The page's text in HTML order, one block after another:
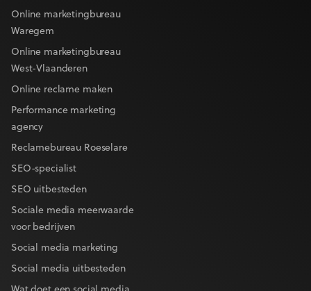
Online marketingbureau
Waregem
Online marketingbureau
West-Vlaanderen
Online reclame maken
Performance marketing
agency
Reclamebureau Roeselare
SEO-specialist
SEO uitbesteden
Sociale media meerwaarde
voor bedrijven
Social media marketing
Social media uitbesteden